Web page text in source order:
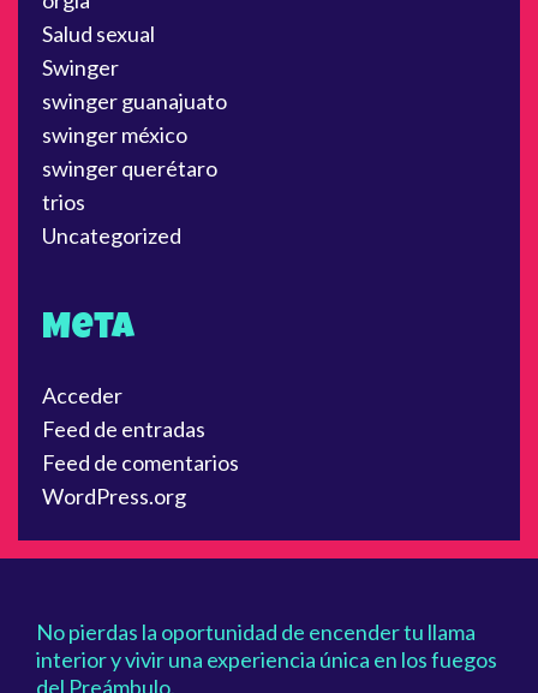
Salud sexual
Swinger
swinger guanajuato
swinger méxico
swinger querétaro
trios
Uncategorized
Meta
Acceder
Feed de entradas
Feed de comentarios
WordPress.org
No pierdas la oportunidad de encender tu llama
interior y vivir una experiencia única en los fuegos
del Preámbulo.